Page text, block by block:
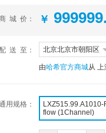
城 价 ： ￥
配 送 至 ： 北京北京市朝阳区
由哈希官方商城从
用规格 ：
flow (1Channel)